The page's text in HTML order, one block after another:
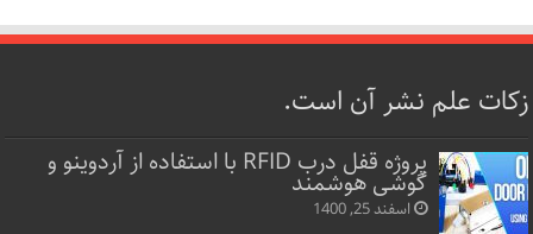
زکات علم نشر آن است.
پروژه قفل‌ درب RFID با استفاده از آردوینو و
گوشی هوشمند
اسفند 25, 1400